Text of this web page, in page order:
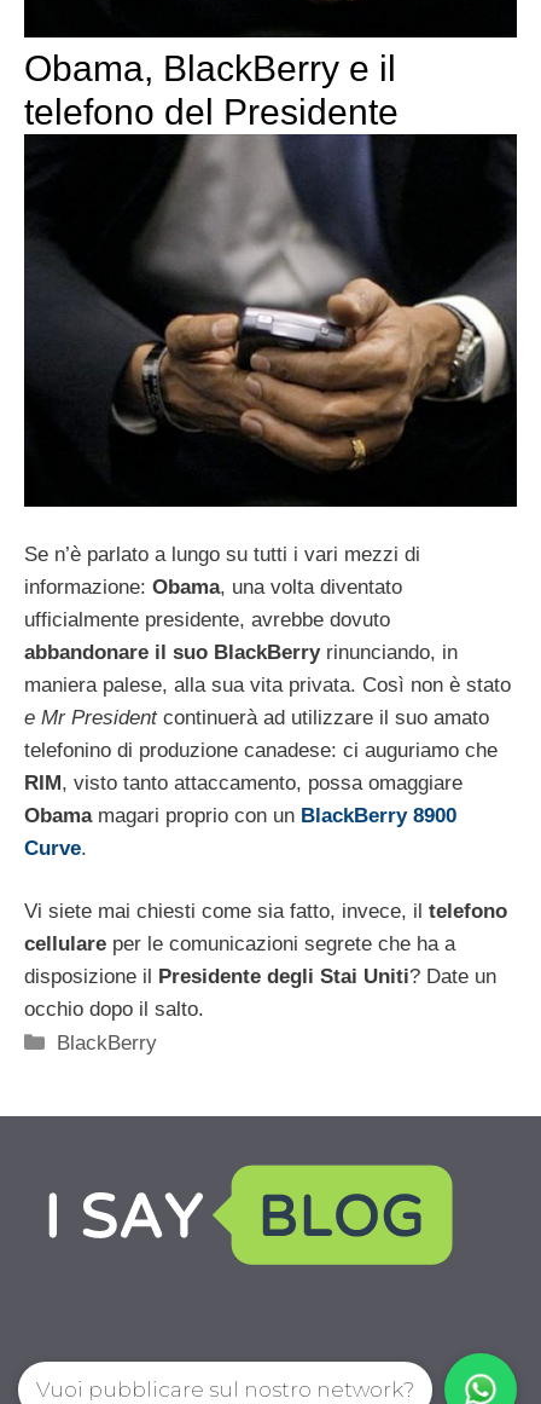
Obama, BlackBerry e il
telefono del Presidente
Se n’è parlato a lungo su tutti i vari mezzi di
informazione: Obama, una volta diventato
ufficialmente presidente, avrebbe dovuto
abbandonare il suo BlackBerryrinunciando, in
maniera palese, alla sua vita privata. Così non è stato
e Mr Presidentcontinuerà ad utilizzare il suo amato
telefonino di produzione canadese: ci auguriamo che
RIM, visto tanto attaccamento, possa omaggiare
Obamamagari proprio con un BlackBerry 8900
Curve.
Vi siete mai chiesti come sia fatto, invece, il telefono
cellulare per le comunicazioni segrete che ha a
disposizione il Presidente degli Stai Uniti? Date un
occhio dopo il salto.
Categorie
BlackBerry
Vuoi pubblicare sul nostro network?